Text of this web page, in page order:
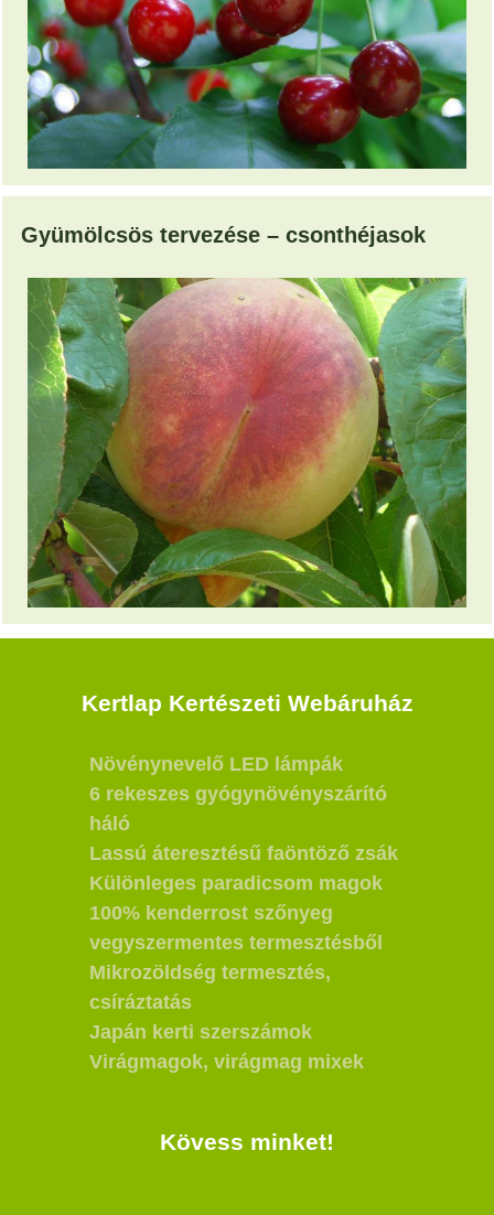
Gyümölcsös tervezése – csonthéjasok
Kertlap Kertészeti Webáruház
Növénynevelő LED lámpák
6 rekeszes gyógynövényszárító
háló
Lassú áteresztésű faöntöző zsák
Különleges paradicsom magok
100% kenderrost szőnyeg
vegyszermentes termesztésből
Mikrozöldség termesztés,
csíráztatás
Japán kerti szerszámok
Virágmagok, virágmag mixek
Kövess minket!